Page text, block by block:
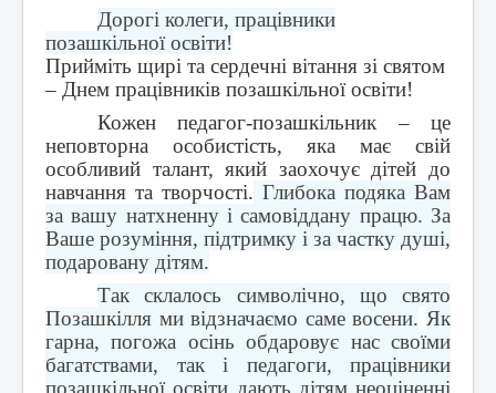
Конкурси та змагання
Корисні лінки
Дистанційне навчання
Контакти
Дорогі колеги, працівники
позашкільної освіти!
Прийміть щирі та сердечні вітання зі святом
– Днем працівників позашкільної освіти!
Кожен педагог-позашкільник – це
неповторна особистість, яка має свій
особливий талант, який заохочує дітей до
навчання та творчості. Глибока подяка Вам
за вашу натхненну і самовіддану працю. За
Ваше розуміння, підтримку і за частку душі,
подаровану дітям.
Так склалось символічно, що свято
Позашкілля ми відзначаємо саме восени. Як
гарна, погожа осінь обдаровує нас своїми
багатствами, так і педагоги, працівники
позашкільної освіти дають дітям неоціненні